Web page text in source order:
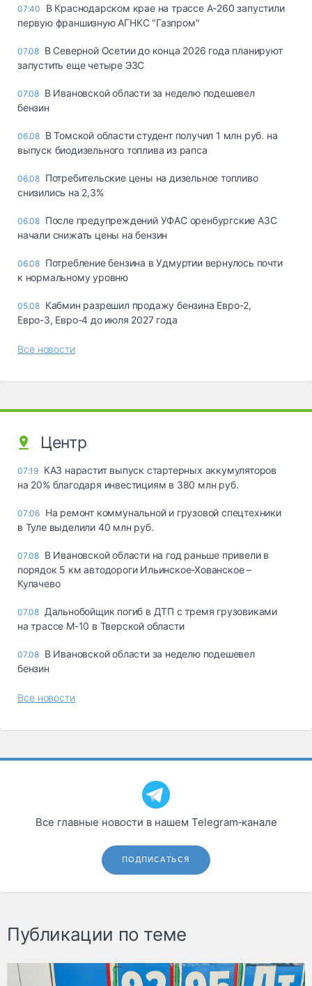
07:40
В Краснодарском крае на трассе А-260 запустили
первую франшизную АГНКС "Газпром"
07.08 В Северной Осетии до конца 2026 года планируют
запустить еще четыре ЭЗС
07.08 В Ивановской области за неделю подешевел
бензин
06.08 В Томской области студент получил 1 млн руб. на
выпуск биодизельного топлива из рапса
06.08 Потребительские цены на дизельное топливо
снизились на 2,3%
06.08 После предупреждений УФАС оренбургские АЗС
начали снижать цены на бензин
06.08 Потребление бензина в Удмуртии вернулось почти
к нормальному уровню
05.08 Кабмин разрешил продажу бензина Евро-2,
Евро-3, Евро-4 до июля 2027 года
Все новости
Центр
07:19 КАЗ нарастит выпуск стартерных аккумуляторов
на 20% благодаря инвестициям в 380 млн руб.
07:06 На ремонт коммунальной и грузовой спецтехники
в Туле выделили 40 млн руб.
07.08 В Ивановской области на год раньше привели в
порядок 5 км автодороги Ильинское-Хованское –
Кулачево
07.08 Дальнобойщик погиб в ДТП с тремя грузовиками
на трассе М-10 в Тверской области
07.08 В Ивановской области за неделю подешевел
бензин
Все новости
Все главные новости в нашем Telegram‑канале
ПОДПИСАТЬСЯ
Публикации по теме